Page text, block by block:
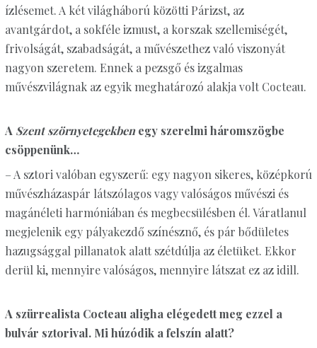
ízlésemet. A két világháború közötti Párizst, az
avantgárdot, a sokféle izmust, a korszak szellemiségét,
frivolságát, szabadságát, a művészethez való viszonyát
nagyon szeretem. Ennek a pezsgő és izgalmas
művészvilágnak az egyik meghatározó alakja volt Cocteau.
A Szent szörnyetegekbenegy szerelmi háromszögbe
csöppenünk…
– A sztori valóban egyszerű: egy nagyon sikeres, középkorú
művészházaspár látszólagos vagy valóságos művészi és
magánéleti harmóniában és megbecsülésben él. Váratlanul
megjelenik egy pályakezdő színésznő, és pár bődületes
hazugsággal pillanatok alatt szétdúlja az életüket. Ekkor
derül ki, mennyire valóságos, mennyire látszat ez az idill.
A szürrealista Cocteau aligha elégedett meg ezzel a
bulvár sztorival. Mi húzódik a felszín alatt?